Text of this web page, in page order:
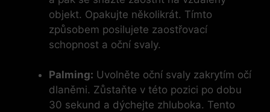
objekt. Opakujte několikrát. Tímto
způsobem posilujete zaostřovací
schopnost a oční svaly.
Palming: Uvolněte oční svaly zakrytím očí
dlaněmi. Zůstaňte v této pozici po dobu
30 sekund a dýchejte zhluboka. Tento